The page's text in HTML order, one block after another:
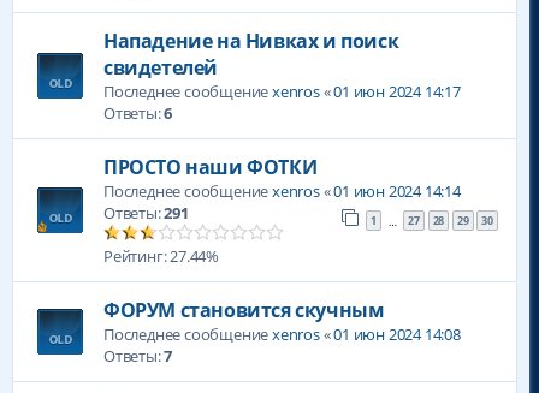
Нападение на Нивках и поиск
свидетелей
Последнее сообщениеxenros«01 июн 2024 14:17
Ответы:6
ПРОСТО наши ФОТКИ
Последнее сообщениеxenros«01 июн 2024 14:14
Ответы:291 1 … 27 28 29 30
Рейтинг: 27.44%
ФОРУМ становится скучным
Последнее сообщениеxenros«01 июн 2024 14:08
Ответы:7